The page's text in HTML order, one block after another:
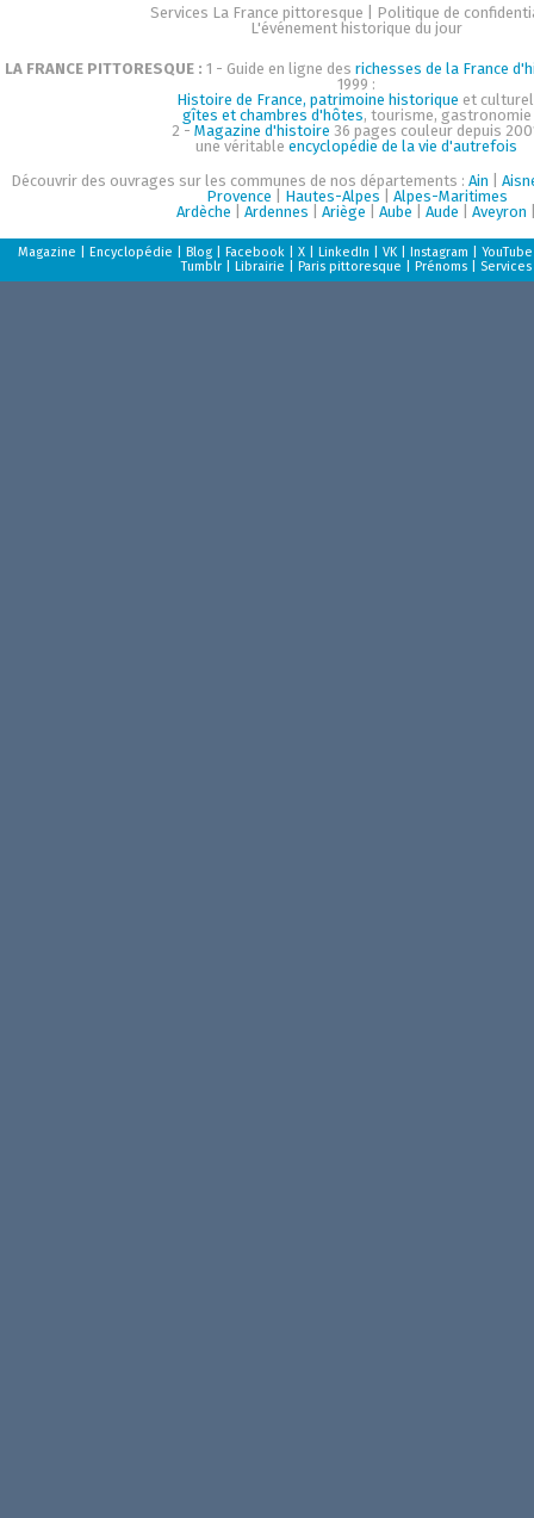
Services La France pittoresque
Politique de
L'événement historique du jour
LA FRANCE PITTORESQUE : 1 - Guide en ligne des richesses de la France
1999 :
Histoire de France, patrimoine historique et
gîtes et chambres d'hôtes, tourisme, gastronomie
2 - Magazine d'histoire 36 pages couleur depuis
une véritableencyclopédie de la vie d'autrefois
Découvrir des ouvrages sur les communes de nos départements :Ain |
Provence
Hautes-Alpes
Alpes-Maritimes
Ardèche |Ardennes |Ariège |Aube |Aude |Aveyron
Magazine |Encyclopédie |Blog |Facebook |X |LinkedIn |VK |Instagram |YouTube
Tumblr |Librairie |Paris pittoresque |Prénoms Services